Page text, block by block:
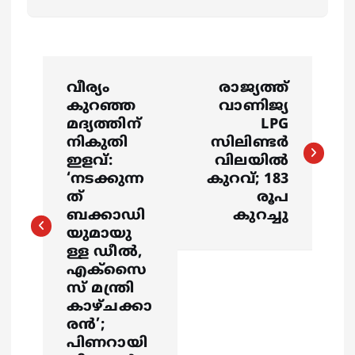
n
വീര്യം
കുറഞ്ഞ
മദ്യത്തിന്
നികുതി
ഇളവ്:
‘നടക്കുന്ന
ത്
ബക്കാഡി
യുമായു
ള്ള ഡീൽ,
എക്സൈ
സ് മന്ത്രി
കാഴ്ചക്കാ
രൻ’;
പിണറായി
രാജ്യത്ത്
വാണിജ്യ
LPG
സിലിണ്ടർ
വിലയിൽ
കുറവ്; 183
രൂപ
കുറച്ചു